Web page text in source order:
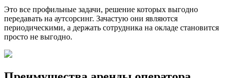
Это все профильные задачи, решение которых выгодно
передавать на аутсорсинг. Зачастую они являются
периодическими, а держать сотрудника на окладе становится
просто не выгодно.